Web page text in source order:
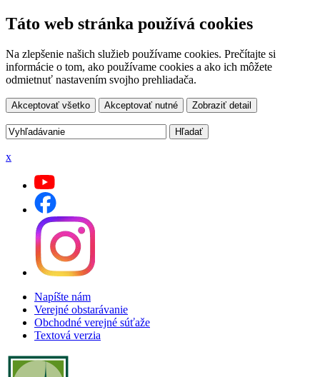
Táto web stránka používá cookies
Na zlepšenie našich služieb používame cookies. Prečítajte si
informácie o tom, ako používame cookies a ako ich môžete
odmietnuť nastavením svojho prehliadača.
Akceptovať všetko Akceptovať nutné Zobraziť detail
x
Napíšte nám
Verejné obstarávanie
Obchodné verejné súťaže
Textová verzia